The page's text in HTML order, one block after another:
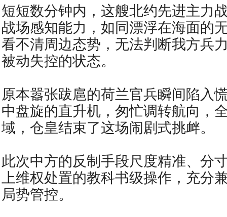
短短数分钟内，这艘北约先进主力
战场感知能力，如同漂浮在海面的
看不清周边态势，无法判断我方兵
被动失控的状态。
原本嚣张跋扈的荷兰官兵瞬间陷入
中盘旋的直升机，匆忙调转航向，
域，仓皇结束了这场闹剧式挑衅。
此次中方的反制手段尺度精准、分
上维权处置的教科书级操作，充分
局势管控。